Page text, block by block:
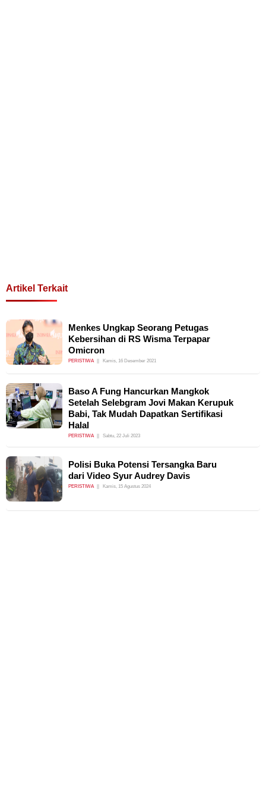
Artikel Terkait
Menkes Ungkap Seorang Petugas
Kebersihan di RS Wisma Terpapar
Omicron
PERISTIWA Kamis, 16 Desember 2021
Baso A Fung Hancurkan Mangkok
Setelah Selebgram Jovi Makan Kerupuk
Babi, Tak Mudah Dapatkan Sertifikasi
Halal
PERISTIWA Sabtu, 22 Juli 2023
Polisi Buka Potensi Tersangka Baru
dari Video Syur Audrey Davis
PERISTIWA Kamis, 15 Agustus 2024